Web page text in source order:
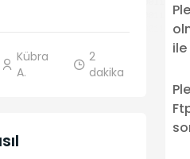
Kübra
A.
2
dakika
ile